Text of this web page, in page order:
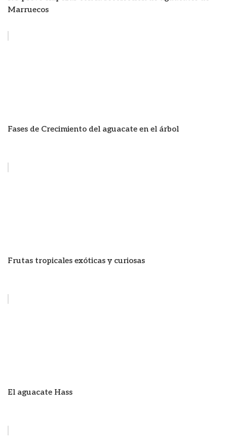
Marruecos
Fases de Crecimiento del aguacate en el árbol
Frutas tropicales exóticas y curiosas
El aguacate Hass